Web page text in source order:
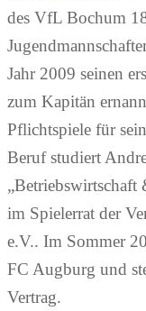
des VfL Bochum
Jahr 2009 seinen
zum Kapitän
Pflichtspiele für
Beruf studiert
„Betriebswirtschaft
im Spielerrat der
e.V.. Im Sommer
FC Augburg und
Vertrag.